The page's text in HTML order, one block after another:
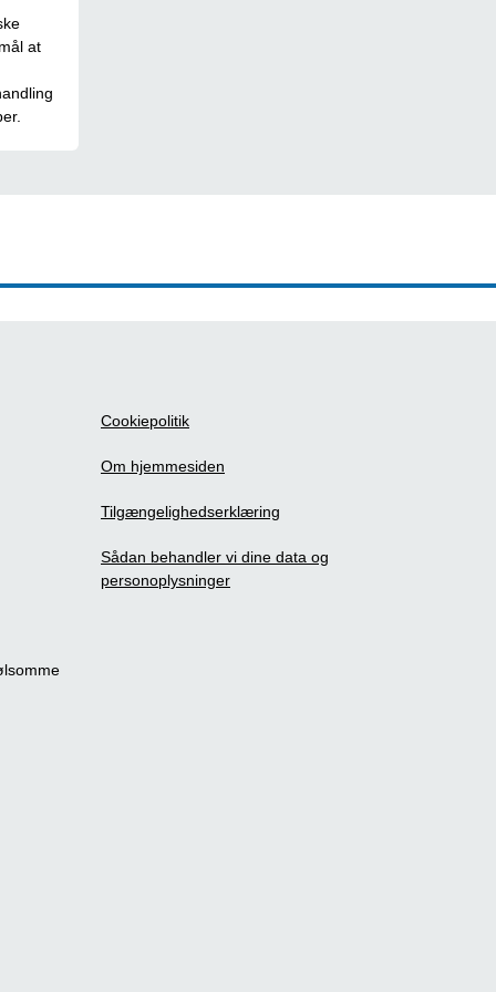
at
Cookiepolitik
Om hjemmesiden
Tilgængelighedserklæring
Sådan behandler vi dine data og
personoplysninger